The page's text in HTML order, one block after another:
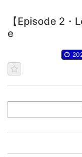
【Episode 2
e